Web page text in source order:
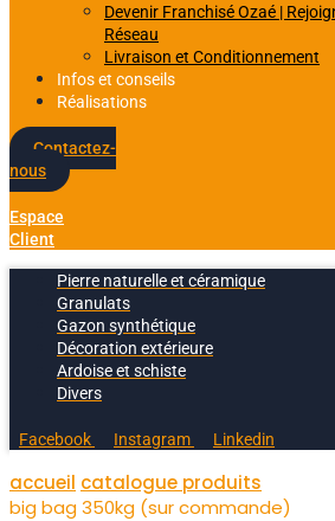
Devenir Franchisé Ozaé |
Réseau
Livraison et Conditionnement
Infos et conseils
Réalisations
Contactez-
nous
Espace
Client
Pierre naturelle et céramique
Granulats
Gazon synthétique
Décoration extérieure
Ardoise et schiste
Divers
Facebook Instagram Linkedin
accueil catalogue produits
big bag 350kg (sur commande)